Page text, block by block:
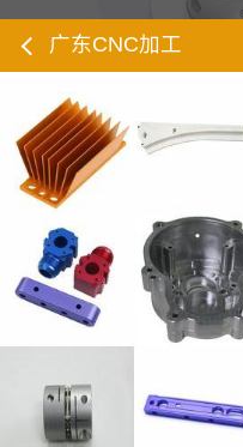
广东CNC加工